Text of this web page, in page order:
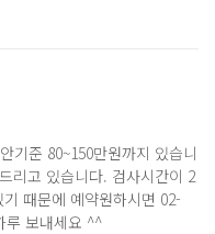
기준 80~150만원까지 있습니
리고 있습니다. 검사시간이 2
때문에 예약원하시면 02-
루 보내세요 ^^